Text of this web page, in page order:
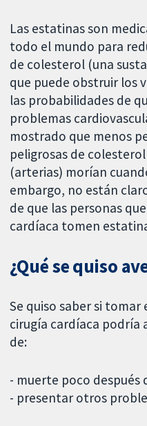
Las estatinas son
todo el mundo para
de colesterol (una
que puede obstruir los
las probabilidades de
problemas
mostrado que menos
peligrosas de
(arterias) morían
embargo, no están
de que las personas
cardíaca tomen
¿Qué se quiso
Se quiso saber si
cirugía cardíaca podría
de:
- muerte poco después
- presentar otros